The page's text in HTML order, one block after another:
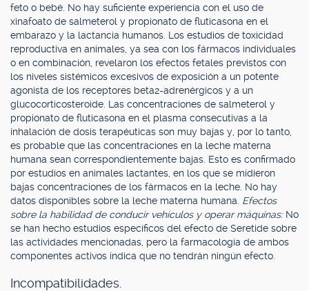
feto o bebé. No hay suficiente experiencia con el uso de
xinafoato de salmeterol y propionato de fluticasona en el
embarazo y la lactancia humanos. Los estudios de toxicidad
reproductiva en animales, ya sea con los fármacos individuales
o en combinación, revelaron los efectos fetales previstos con
los niveles sistémicos excesivos de exposición a un potente
agonista de los receptores beta2-adrenérgicos y a un
glucocorticosteroide. Las concentraciones de salmeterol y
propionato de fluticasona en el plasma consecutivas a la
inhalación de dosis terapéuticas son muy bajas y, por lo tanto,
es probable que las concentraciones en la leche materna
humana sean correspondientemente bajas. Esto es confirmado
por estudios en animales lactantes, en los que se midieron
bajas concentraciones de los fármacos en la leche. No hay
datos disponibles sobre la leche materna humana. Efectos
sobre la habilidad de conducir vehículos y operar máquinas: No
se han hecho estudios específicos del efecto de Seretide sobre
las actividades mencionadas, pero la farmacología de ambos
componentes activos indica que no tendrán ningún efecto.
Incompatibilidades.